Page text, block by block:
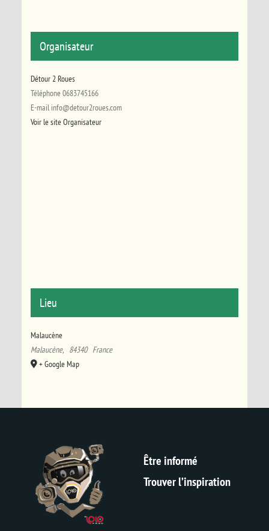
Organisateur
Détour 2 Roues
Téléphone 0683745166
E-mail info@detour2roues.com
Voir le site Organisateur
Lieu
Malaucène
Malaucène, 84340 France
+ Google Map
Être informé
Trouver l’inspiration